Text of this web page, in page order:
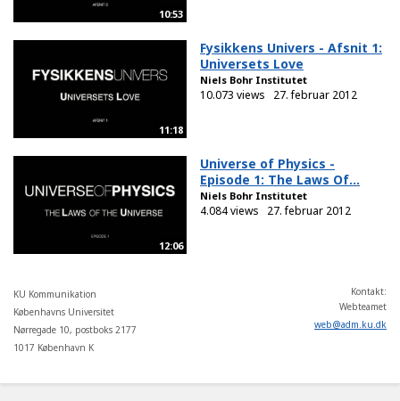
10:53
11:18
Fysikkens Univers - Afsnit 1:
Universets Love
Niels Bohr Institutet
10.073 views 27. februar 2012
12:06
Universe of Physics -
Episode 1: The Laws Of...
Niels Bohr Institutet
4.084 views 27. februar 2012
KU Kommunikation
Københavns Universitet
Nørregade 10, postboks 2177
1017 København K
Kontakt:
Webteamet
web@adm ku dk